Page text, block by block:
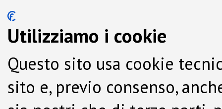
Utilizziamo i cookie
Questo sito usa cookie
sito e, previo consenso,